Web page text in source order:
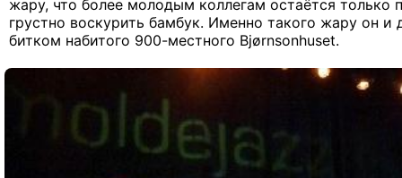
жару, что более молодым коллегам остаётся только
грустно воскурить бамбук. Именно такого жару он и
битком набитого 900-местного Bjørnsonhuset.